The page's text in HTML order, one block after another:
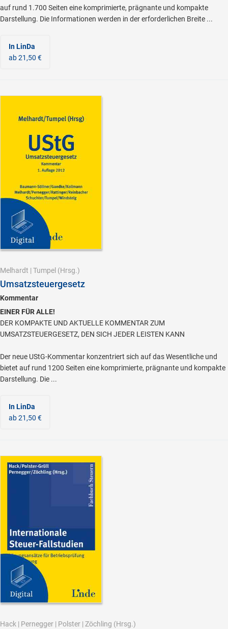
auf rund 1.700 Seiten eine komprimierte, prägnante und kompakte
Darstellung. Die Informationen werden in der erforderlichen Breite ...
In LinDa
ab 21,50 €
Melhardt | Tumpel (Hrsg.)
Umsatzsteuergesetz
Kommentar
EINER FÜR ALLE!
DER KOMPAKTE UND AKTUELLE KOMMENTAR ZUM
UMSATZSTEUERGESETZ, DEN SICH JEDER LEISTEN KANN
Der neue UStG-Kommentar konzentriert sich auf das Wesentliche und
bietet auf rund 1200 Seiten eine komprimierte, prägnante und kompakte
Darstellung. Die ...
In LinDa
ab 21,50 €
Hack | Pernegger | Polster | Zöchling (Hrsg.)